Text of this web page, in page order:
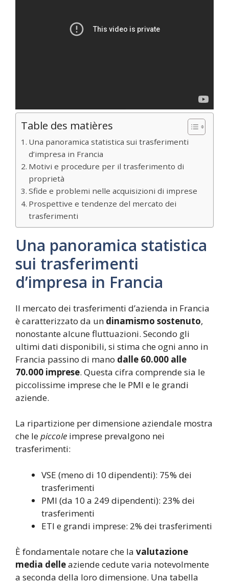
Table des matières
Una panoramica statistica sui trasferimenti
d’impresa in Francia
Motivi e procedure per il trasferimento di
proprietà
Sfide e problemi nelle acquisizioni di imprese
Prospettive e tendenze del mercato dei
trasferimenti
Una panoramica statistica
sui trasferimenti
d’impresa in Francia
Il mercato dei trasferimenti d’azienda in Francia
è caratterizzato da un dinamismo sostenuto,
nonostante alcune fluttuazioni. Secondo gli
ultimi dati disponibili, si stima che ogni anno in
Francia passino di mano dalle 60.000 alle
70.000 imprese. Questa cifra comprende sia le
piccolissime imprese che le PMI e le grandi
aziende.
La ripartizione per dimensione aziendale mostra
che lepiccole imprese prevalgono nei
trasferimenti:
VSE (meno di 10 dipendenti): 75% dei
trasferimenti
PMI (da 10 a 249 dipendenti): 23% dei
trasferimenti
ETI e grandi imprese: 2% dei trasferimenti
È fondamentale notare che la valutazione
media delleaziende cedute varia notevolmente
a seconda della loro dimensione. Una tabella